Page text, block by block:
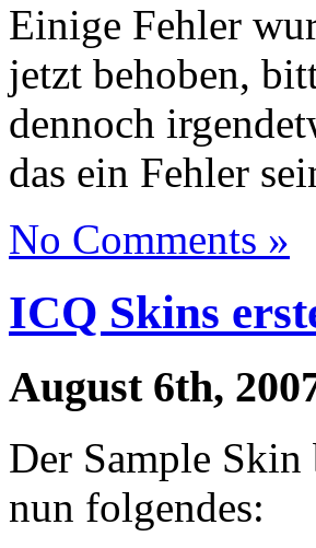
Einige Fehler
jetzt behoben,
dennoch
das ein Fehler
No Comments »
ICQ Skins
August 6th,
Der Sample
nun folgendes: